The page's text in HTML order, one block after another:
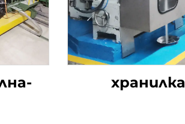
хранилка